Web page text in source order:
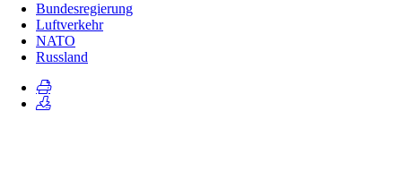
Bundesregierung
Luftverkehr
NATO
Russland